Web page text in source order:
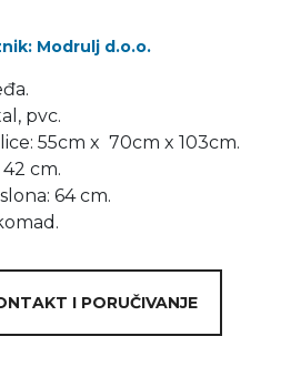
Modrulj d.o.o.
pvc.
55cm x 70cm x 103cm.
42 cm.
64 cm.
I PORUČIVANJE